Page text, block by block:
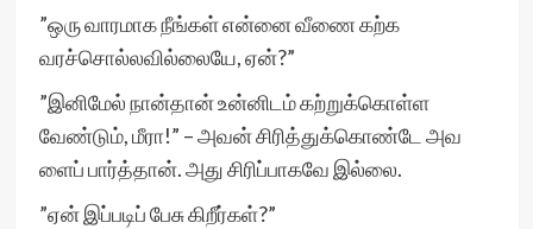
”ஒரு வாரமாக நீங்கள் என்னை வீணை கற்க
வரச்சொல்லவில்லையே, ஏன்?”
”இனிமேல் நான்தான் உன்னிடம் கற்றுக்கொள்ள
வேண்டும், மீரா!” – அவன் சிரித்துக்கொண்டே அவ
ளைப் பார்த்தான். அது சிரிப்பாகவே இல்லை.
”ஏன் இப்படிப் பேசு கிறீர்கள்?”